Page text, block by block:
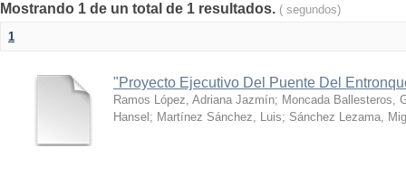
Mostrando 1 de un total de 1 resultados. ( segundos)
1
"Proyecto Ejecutivo Del Puente Del
Ramos López, Adriana Jazmín; Moncada Ballesteros,
Hansel ; Martínez Sánchez, Luis; Sánchez Lezama,